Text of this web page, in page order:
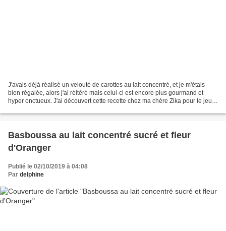
J'avais déjà réalisé un velouté de carottes au lait concentré, et je m'étais
bien régalée, alors j'ai réitéré mais celui-ci est encore plus gourmand et
hyper onctueux. J'ai découvert cette recette chez ma chère Zika pour le jeu
Basboussa au lait concentré sucré et fleur
d'Oranger
Publié le 02/10/2019 à 04:08
Par delphine